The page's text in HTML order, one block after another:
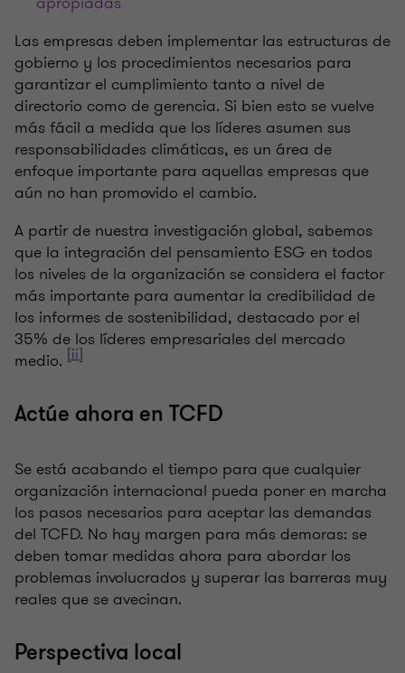
Las empresas deben implementar las estructuras de
gobierno y los procedimientos necesarios para
garantizar el cumplimiento tanto a nivel de
directorio como de gerencia. Si bien esto se vuelve
más fácil a medida que los líderes asumen sus
responsabilidades climáticas, es un área de
enfoque importante para aquellas empresas que
aún no han promovido el cambio.
A partir de nuestra investigación global, sabemos
que la integración del pensamiento ESG en todos
los niveles de la organización se considera el factor
más importante para aumentar la credibilidad de
los informes de sostenibilidad, destacado por el
35% de los líderes empresariales del mercado
medio. [ii]
Actúe ahora en TCFD
Se está acabando el tiempo para que cualquier
organización internacional pueda poner en marcha
los pasos necesarios para aceptar las demandas
del TCFD. No hay margen para más demoras: se
deben tomar medidas ahora para abordar los
problemas involucrados y superar las barreras muy
reales que se avecinan.
Perspectiva local